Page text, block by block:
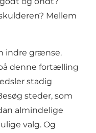
Mellem
indre grænse.
denne fortælling
stadig
steder, som
almindelige
valg. Og